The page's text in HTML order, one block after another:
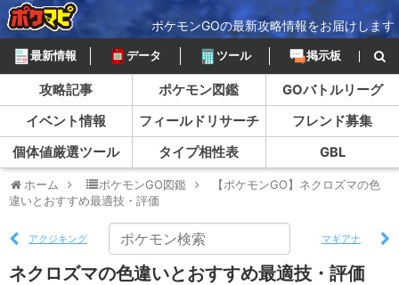
ポケモンGOの最新攻略情報をお届けします
最新情報 データ ツール 掲示板
攻略記事 ポケモン図鑑
GOバトルリーグ
イベント情報
フィールドリサーチ
フレンド募集
個体値厳選ツール
タイプ相性表 GBL
ホーム ポケモンGO図鑑
【ポケモンGO】ネクロズマの色
違いとおすすめ最適技・評価
アクジキング マギアナ
ネクロズマの色違いとおすすめ最適技・評価